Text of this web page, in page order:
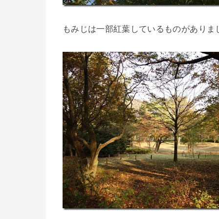
もみじは一部紅葉しているものがありま